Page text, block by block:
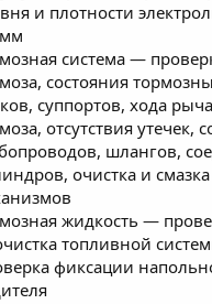
и плотности
система —
состояния
суппортов, хода
отсутствия утечек,
шлангов,
очистка и
жидкость —
топливной
фиксации